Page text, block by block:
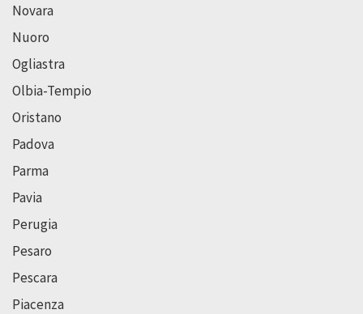
Novara
Nuoro
Ogliastra
Olbia-Tempio
Oristano
Padova
Parma
Pavia
Perugia
Pesaro
Pescara
Piacenza